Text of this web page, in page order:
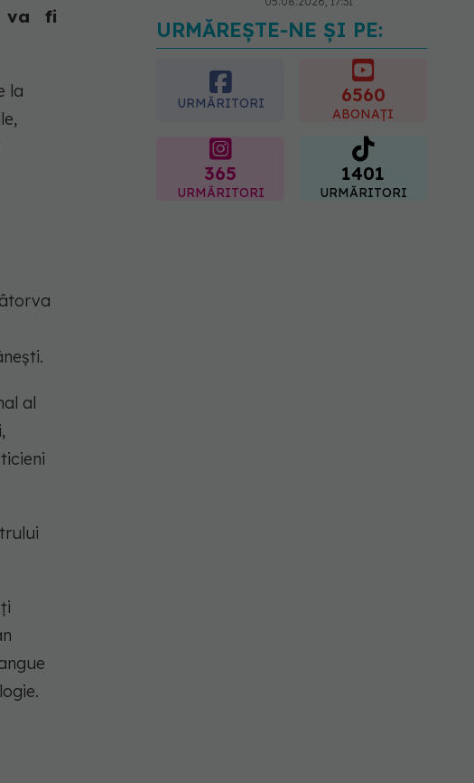
va fi
la
al
Gabriela Cristea, manifest
pentru respect și
acceptare: Corpul
fiecăruia spune o poveste
05.08.2026, 21:23
URMĂREȘTE-NE ȘI PE:
URMĂRITORI 6560
ABONAȚI
365
URMĂRITORI
1401
URMĂRITORI